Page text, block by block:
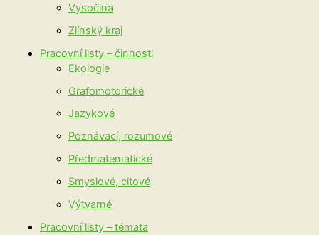
Vysočina
Zlínský kraj
Pracovní listy – činnosti
Ekologie
Grafomotorické
Jazykové
Poznávací, rozumové
Předmatematické
Smyslové, citové
Výtvarné
Pracovní listy – témata